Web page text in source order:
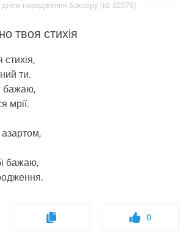
днем ​​народження боксеру (id: 82078)
твоя стихія
ти.
бажаю,
мрії.
бажаю,
0